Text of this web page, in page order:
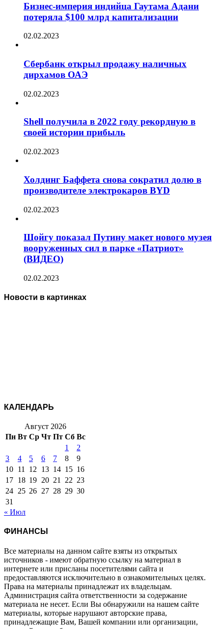
Бизнес-империя индийца Гаутама Адани
потеряла $100 млрд капитализации
02.02.2023
Сбербанк открыл продажу наличных
дирхамов ОАЭ
02.02.2023
Shell получила в 2022 году рекордную в
своей истории прибыль
02.02.2023
Холдинг Баффета снова сократил долю в
производителе электрокаров BYD
02.02.2023
Шойгу показал Путину макет нового музея
вооруженных сил в парке «Патриот»
(ВИДЕО)
02.02.2023
Новости в картинках
КАЛЕНДАРЬ
Август 2026
Пн Вт Ср Чт Пт Сб Вс
1
2
3
4 5 6 7 8
9
10 11 12 13 14 15 16
17 18 19 20 21 22 23
24 25 26 27 28 29 30
31
« Июл
ФИНАНСЫ
Все материалы на данном сайте взяты из открытых
источников - имеют обратную ссылку на материал в
интернете или присланы посетителями сайта и
предоставляются исключительно в ознакомительных целях.
Права на материалы принадлежат их владельцам.
Администрация сайта ответственности за содержание
материала не несет. Если Вы обнаружили на нашем сайте
материалы, которые нарушают авторские права,
принадлежащие Вам, Вашей компании или организации,